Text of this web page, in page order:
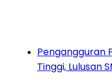
Pengangguran
Tinggi, Lulusan